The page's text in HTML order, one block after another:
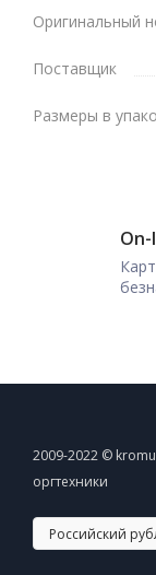
Оригинальный
Поставщик
Размеры в
2009-2022 ©
оргтехники